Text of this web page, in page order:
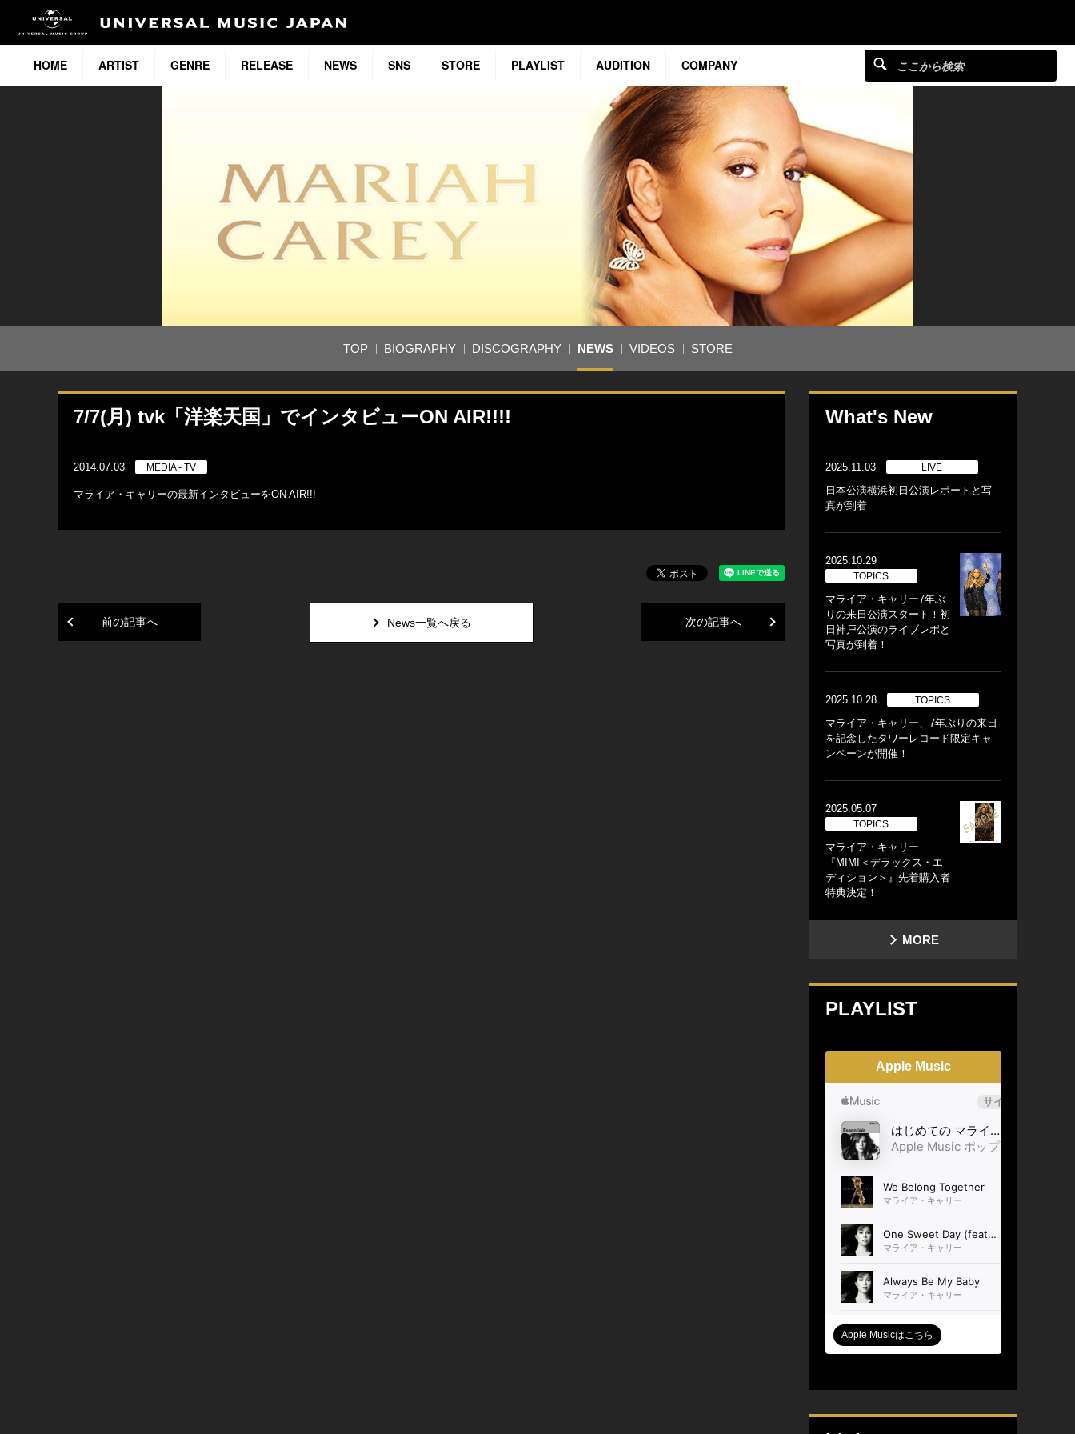
HOME ARTIST GENRE RELEASE NEWS SNS STORE PLAYLIST AUDITION COMPANY
TOP BIOGRAPHY DISCOGRAPHY NEWS VIDEOS STORE
7/7(月) tvk「洋楽天国」でインタビューON AIR!!!!
2014.07.03 MEDIA - TV
マライア・キャリーの最新インタビューをON AIR!!!
前の記事へ 次の記事へ
News一覧へ戻る
What's New
2025.11.03 LIVE
日本公演横浜初日公演レポートと写
真が到着
2025.10.29
TOPICS
マライア・キャリー7年ぶ
りの来日公演スタート！初
日神戸公演のライブレポと
写真が到着！
2025.10.28 TOPICS
マライア・キャリー、7年ぶりの来日
を記念したタワーレコード限定キャ
ンペーンが開催！
2025.05.07
TOPICS
マライア・キャリー
『MIMI＜デラックス・エ
ディション＞』先着購入者
特典決定！
MORE
PLAYLIST
Apple Music
Apple Musicはこちら